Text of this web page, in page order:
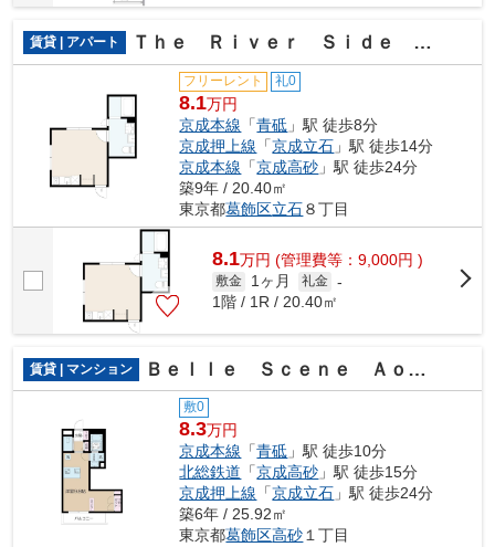
賃貸 | アパート Ｔｈｅ Ｒｉｖｅｒ Ｓｉｄｅ ＡＯＴＯ
フリーレント 礼0
8.1万円
京成本線 「青砥 」駅 徒歩8分
京成押上線 「京成立石 」駅 徒歩14分
京成本線 「京成高砂 」駅 徒歩24分
築9年 / 20.40㎡
東京都葛飾区立石８丁目
8.1万円 (管理費等：9,000円 )
敷金 1ヶ月 礼金 -
1階 / 1R / 20.40㎡
賃貸 | マンション Ｂｅｌｌｅ Ｓｃｅｎｅ Ａｏｔｏ
敷0
8.3万円
京成本線 「青砥 」駅 徒歩10分
北総鉄道 「京成高砂 」駅 徒歩15分
京成押上線 「京成立石 」駅 徒歩24分
築6年 / 25.92㎡
東京都葛飾区高砂１丁目